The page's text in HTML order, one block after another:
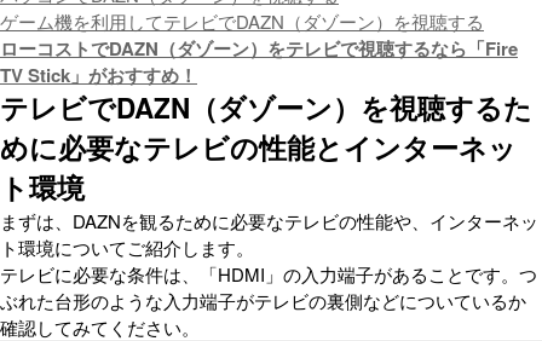
ゲーム機を利用してテレビでDAZN（ダゾーン）を視聴する
ローコストでDAZN（ダゾーン）をテレビで視聴するなら「Fire
TV Stick」がおすすめ！
テレビでDAZN（ダゾーン）を視聴するた
めに必要なテレビの性能とインターネッ
ト環境
まずは、DAZNを観るために必要なテレビの性能や、インターネッ
ト環境についてご紹介します。
テレビに必要な条件は、「HDMI」の入力端子があることです。つ
ぶれた台形のような入力端子がテレビの裏側などについているか
確認してみてください。